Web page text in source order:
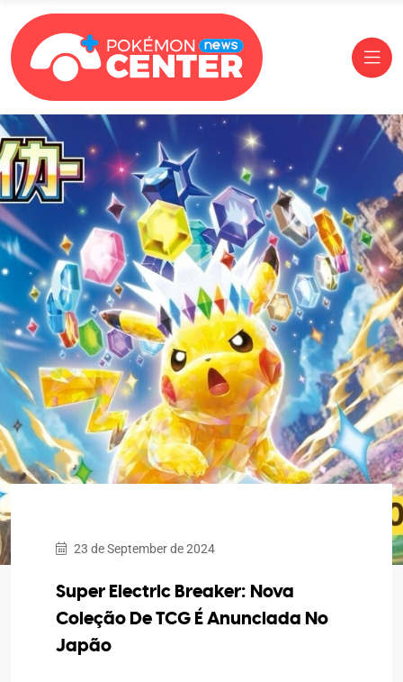
23 de September de 2024
Super Electric Breaker: Nova
Coleção De TCG É Anunciada No
Japão